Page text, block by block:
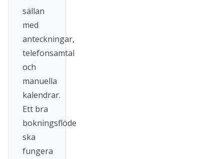
sällan
med
anteckningar,
telefonsamtal
och
manuella
kalendrar.
Ett bra
bokningsflöde
ska
fungera